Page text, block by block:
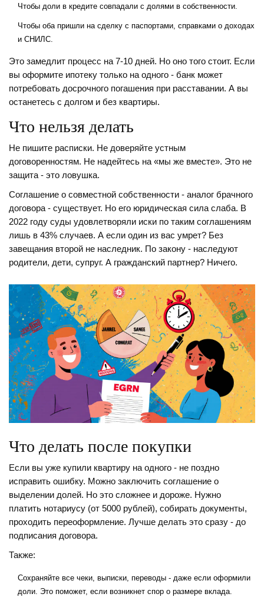
Чтобы доли в кредите совпадали с долями в собственности.
Чтобы оба пришли на сделку с паспортами, справками о доходах
и СНИЛС.
Это замедлит процесс на 7-10 дней. Но оно того стоит. Если
вы оформите ипотеку только на одного - банк может
потребовать досрочного погашения при расставании. А вы
останетесь с долгом и без квартиры.
Что нельзя делать
Не пишите расписки. Не доверяйте устным
договоренностям. Не надейтесь на «мы же вместе». Это не
защита - это ловушка.
Соглашение о совместной собственности - аналог брачного
договора - существует. Но его юридическая сила слаба. В
2022 году суды удовлетворяли иски по таким соглашениям
лишь в 43% случаев. А если один из вас умрет? Без
завещания второй не наследник. По закону - наследуют
родители, дети, супруг. А гражданский партнер? Ничего.
Что делать после покупки
Если вы уже купили квартиру на одного - не поздно
исправить ошибку. Можно заключить соглашение о
выделении долей. Но это сложнее и дороже. Нужно
платить нотариусу (от 5000 рублей), собирать документы,
проходить переоформление. Лучше делать это сразу - до
подписания договора.
Также:
Сохраняйте все чеки, выписки, переводы - даже если оформили
доли. Это поможет, если возникнет спор о размере вклада.